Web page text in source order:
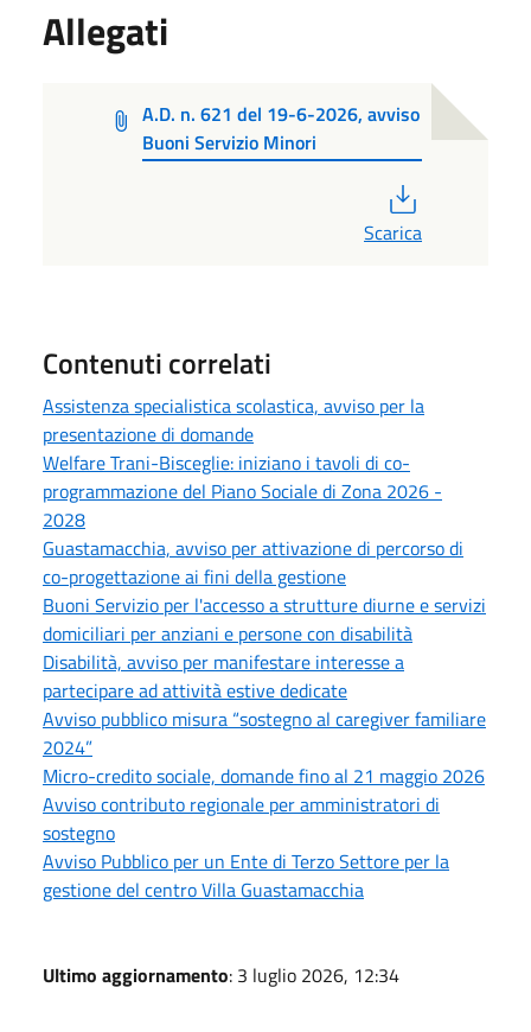
Allegati
A.D. n. 621 del 19-6-2026, avviso
Buoni Servizio Minori
Scarica
Contenuti correlati
Assistenza specialistica scolastica, avviso per la
presentazione di domande
Welfare Trani-Bisceglie: iniziano i tavoli di co-
programmazione del Piano Sociale di Zona 2026 -
2028
Guastamacchia, avviso per attivazione di percorso di
co-progettazione ai fini della gestione
Buoni Servizio per l'accesso a strutture diurne e servizi
domiciliari per anziani e persone con disabilità
Disabilità, avviso per manifestare interesse a
partecipare ad attività estive dedicate
Avviso pubblico misura “sostegno al caregiver familiare
2024”
Micro-credito sociale, domande fino al 21 maggio 2026
Avviso contributo regionale per amministratori di
sostegno
Avviso Pubblico per un Ente di Terzo Settore per la
gestione del centro Villa Guastamacchia
Ultimo aggiornamento: 3 luglio 2026, 12:34